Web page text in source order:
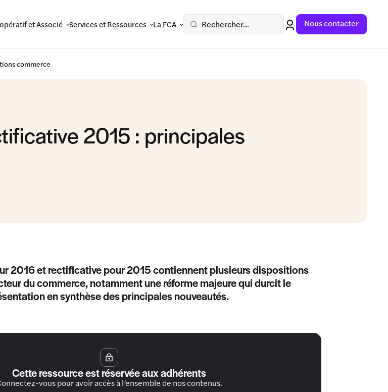
et Associé Services et Ressources La FCA Rechercher... Nous contacter
commerce
2015 : principales
2016 et rectificative pour 2015 contiennent plusieurs dispositions
du commerce, notamment une réforme majeure qui durcit le
en synthèse des principales nouveautés.
Cette ressource est réservée aux adhérents
vous pour avoir accès à l’ensemble de nos contenus.